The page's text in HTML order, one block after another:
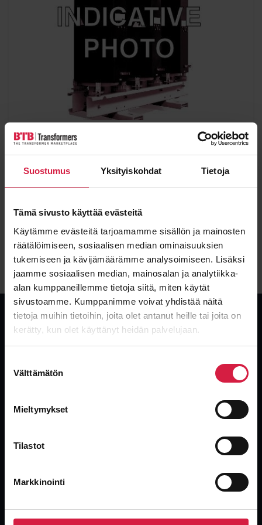
Suostumus Yksityiskohdat Tietoja
Tämä sivusto käyttää evästeitä
Käytämme evästeitä tarjoamamme sisällön ja mainosten
räätälöimiseen, sosiaalisen median ominaisuuksien
tukemiseen ja kävijämäärämme analysoimiseen. Lisäksi
jaamme sosiaalisen median, mainosalan ja analytiikka-
alan kumppaneillemme tietoja siitä, miten käytät
sivustoamme. Kumppanimme voivat yhdistää näitä
tietoja muihin tietoihin, joita olet antanut heille tai joita on
kerätty, kun olet käyttänyt heidän palvelujaan.
valinta
Välttämätön
Mieltymykset
Tilastot
Markkinointi
Trafo Union (Siemens) GEAFOL 2.5 MVA 10/0.693
Power
Voltage
Used
View details
transformers with the industry’s fastest delivery.
Oil-immersed Distribution Transformers
Dry-type Transformers